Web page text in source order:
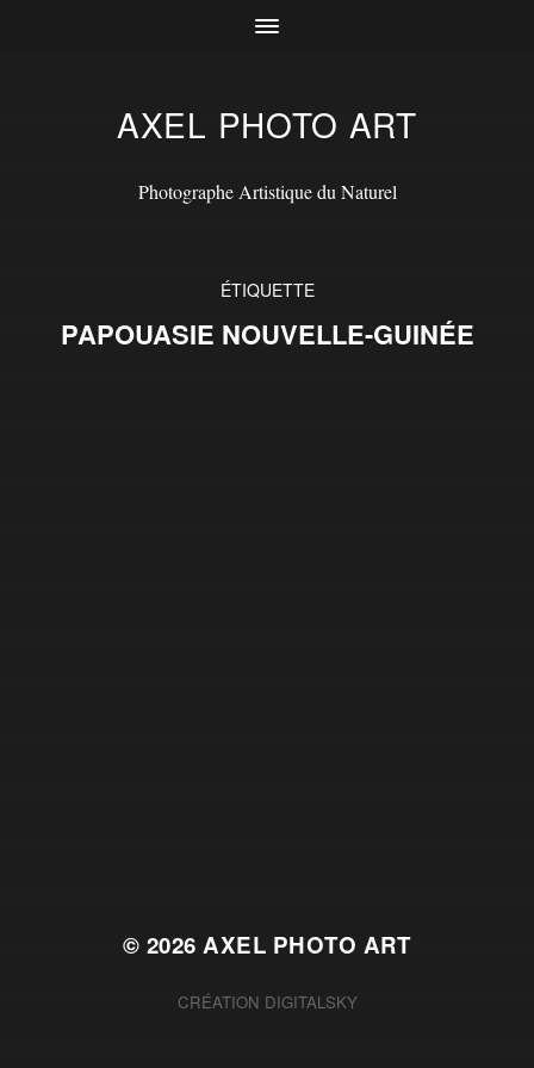
AXEL PHOTO ART
Photographe Artistique du Naturel
ÉTIQUETTE
PAPOUASIE NOUVELLE-GUINÉE
© 2026AXEL PHOTO ART
CRÉATION DIGITALSKY